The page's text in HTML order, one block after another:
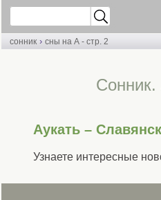
сонник › сны на А - стр. 2
Cонник.
Аукать –
Узнаете интересные